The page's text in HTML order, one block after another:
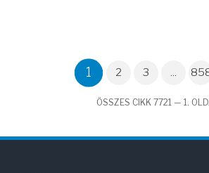
1 2 3 ...
ÖSSZES CIKK 7721 — 1.